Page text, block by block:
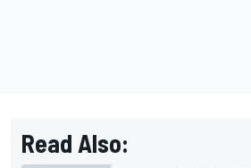
Read Also: